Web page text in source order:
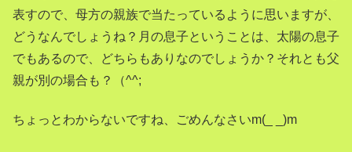
表すので、母方の親族で当たっているように思いますが、
どうなんでしょうね？月の息子ということは、太陽の息子
でもあるので、どちらもありなのでしょうか？それとも父
親が別の場合も？（^^;
ちょっとわからないですね、ごめんなさいm(_ _)m